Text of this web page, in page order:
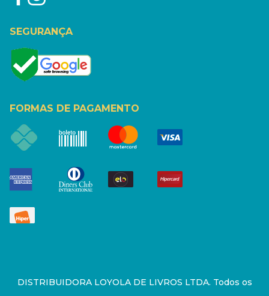
SEGURANÇA
FORMAS DE PAGAMENTO
DISTRIBUIDORA LOYOLA DE LIVROS LTDA. Todos os